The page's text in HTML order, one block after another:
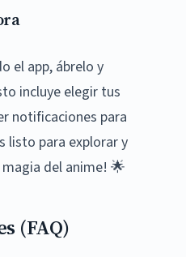
el app, ábrelo y
incluye elegir tus
notificaciones para
listo para explorar y
del anime! 🌟
(FAQ)